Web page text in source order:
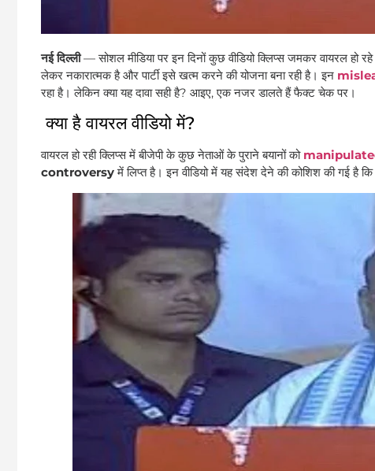
नई दिल्ली— सोशल मीडिया पर इन दिनों कुछ वीडियो क्लिप्स जमकर वायरल हो रहे
लेकर नकारात्मक है और पार्टी इसे खत्म करने की योजना बना रही है। इन
रहा है। लेकिन क्या यह दावा सही है? आइए, एक नजर डालते हैं फैक्ट चेक पर।
क्या है वायरल वीडियो में?
वायरल हो रही क्लिप्स में बीजेपी के कुछ नेताओं के पुराने बयानों को
controversyमें लिप्त है। इन वीडियो में यह संदेश देने की कोशिश की गई है कि